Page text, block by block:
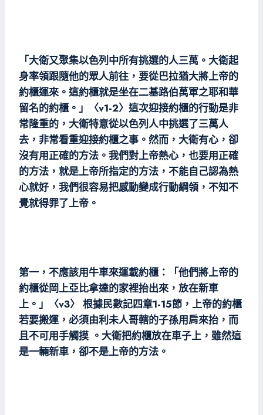
「大衛又聚集以色列中所有挑選的人三萬。大衛起
身率領跟隨他的眾人前往，要從巴拉猶大將上帝的
約櫃運來。這約櫃就是坐在二基路伯萬軍之耶和華
留名的約櫃。」〈v1-2〉這次迎接約櫃的行動是非
常隆重的，大衛特意從以色列人中挑選了三萬人
去，非常看重迎接約櫃之事。然而，大衛有心，卻
沒有用正確的方法。我們對上帝熱心，也要用正確
的方法，就是上帝所指定的方法，不能自己認為熱
心就好，我們很容易把感動變成行動綱領，不知不
覺就得罪了上帝。
第一，不應該用牛車來運載約櫃：「他們將上帝的
約櫃從岡上亞比拿達的家裡抬出來，放在新車
上。」〈v3〉 根據民數記四章1-15節，上帝的約櫃
若要搬運，必須由利未人哥轄的子孫用肩來抬，而
且不可用手觸摸 。大衛把約櫃放在車子上，雖然這
是一輛新車，卻不是上帝的方法。